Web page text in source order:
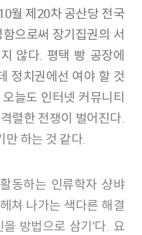
월 제20차 공산당 전국
으로써 장기집권의 서
않다. 평택 빵 공장에
정치권에선 여야 할 것
늘도 인터넷 커뮤니티
렬한 전쟁이 벌어진다.
만 하는 것 같다.
쳐 나가는 색다른 해결
방법으로 삼기’다. 요